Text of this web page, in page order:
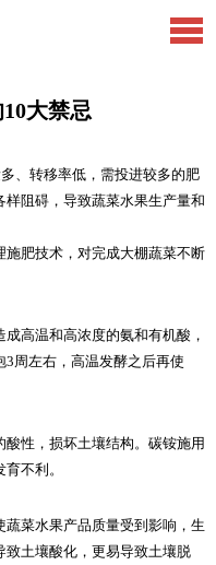
大禁忌
、转移率低，需投进较多的肥
阻碍，导致蔬菜水果生产量和
肥技术，对完成大棚蔬菜不断
高温和高浓度的氨和有机酸，
周左右，高温发酵之后再使
性，损坏土壤结构。碳铵施用
不利。
菜水果产品质量受到影响，生
致土壤酸化，更易导致土壤脱